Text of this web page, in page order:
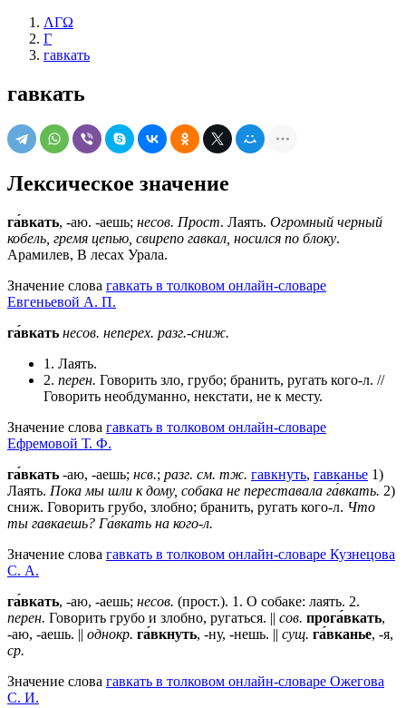
ΛΓΩ
Г
гавкать
гавкать
Лексическое значение
га́вкать, -аю. -аешь; несов. Прост. Лаять. Огромный черный
кобель, гремя цепью, свирепо гавкал, носился по блоку.
Арамилев, В лесах Урала.
Значение слова гавкать в толковом онлайн-словаре
Евгеньевой А. П.
га́вкать несов. неперех. разг.-сниж.
1. Лаять.
2. перен. Говорить зло, грубо; бранить, ругать кого-л. //
Говорить необдуманно, некстати, не к месту.
Значение слова гавкать в толковом онлайн-словаре
Ефремовой Т. Ф.
га́вкать -аю, -аешь; нсв.; разг. см. тж. гавкнуть, гавканье 1)
Лаять. Пока мы шли к дому, собака не переставала га́вкать. 2)
сниж. Говорить грубо, злобно; бранить, ругать кого-л. Что
ты гавкаешь? Га́вкать на кого-л.
Значение слова гавкать в толковом онлайн-словаре Кузнецова
С. А.
га́вкать, -аю, -аешь; несов. (прост.). 1. О собаке: лаять. 2.
перен. Говорить грубо и злобно, ругаться. || сов. прога́вкать,
-аю, -аешь. || однокр. га́вкнуть, -ну, -нешь. || сущ. га́вканье, -я,
ср.
Значение слова гавкать в толковом онлайн-словаре Ожегова
C. И.